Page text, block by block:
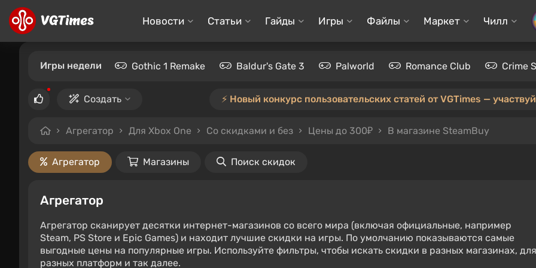
Новости Статьи Гайды Игры Файлы Маркет Чилл
Игры недели Gothic 1 Remake Baldur's Gate 3 Palworld Romance Club Crime
Создать ⚡️ Новый конкурс пользовательских статей от VGTimes —
Агрегатор Для Xbox One Со скидками и без Цены до 300₽ В магазине SteamBuy
Агрегатор Магазины Поиск скидок
Агрегатор
Агрегатор сканирует десятки интернет-магазинов со всего мира (включая официальные, например
Steam, PS Store и Epic Games) и находит лучшие скидки на игры. По умолчанию показываются самые
выгодные цены на популярные игры. Используйте фильтры, чтобы искать скидки в разных магазинах, для
разных платформ и так далее.